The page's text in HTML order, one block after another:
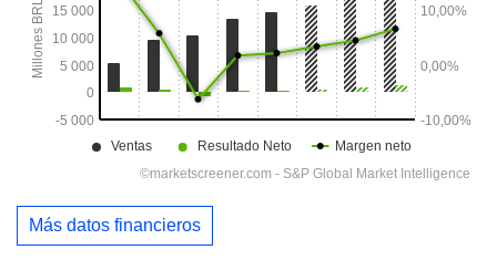
Más datos financieros